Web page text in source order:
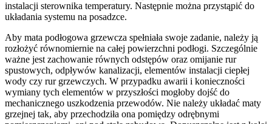
instalacji sterownika temperatury. Następnie można przystąpić do
układania systemu na posadzce.
Aby mata podłogowa grzewcza spełniała swoje zadanie, należy ją
rozłożyć równomiernie na całej powierzchni podłogi. Szczególnie
ważne jest zachowanie równych odstępów oraz omijanie rur
spustowych, odpływów kanalizacji, elementów instalacji ciepłej
wody czy rur grzewczych. W przypadku awarii i konieczności
wymiany tych elementów w przyszłości mogłoby dojść do
mechanicznego uszkodzenia przewodów. Nie należy układać maty
grzejnej tak, aby przechodziła ona pomiędzy odrębnymi